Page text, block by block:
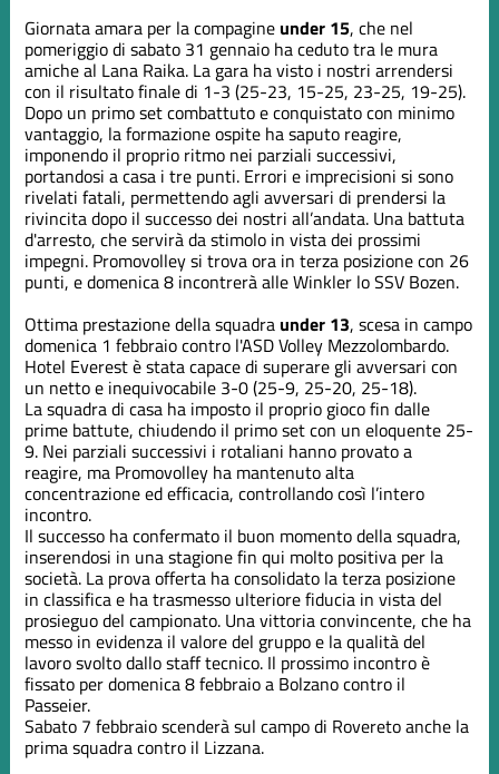
Giornata amara per la compagineunder 15, che nel
pomeriggio di sabato 31 gennaio ha ceduto tra le mura
amiche al Lana Raika. La gara ha visto i nostri arrendersi
con il risultato finale di 1-3 (25-23, 15-25, 23-25, 19-25).
Dopo un primo set combattuto e conquistato con minimo
vantaggio, la formazione ospite ha saputo reagire,
imponendo il proprio ritmo nei parziali successivi,
portandosi a casa i tre punti. Errori e imprecisioni si sono
rivelati fatali, permettendo agli avversari di prendersi la
rivincita dopo il successo dei nostri all’andata. Una battuta
d'arresto, che servirà da stimolo in vista dei prossimi
impegni. Promovolley si trova ora in terza posizione con 26
punti, e domenica 8 incontrerà alle Winkler lo SSV Bozen.
Ottima prestazione della squadraunder 13, scesa in campo
domenica 1 febbraio contro l'ASD Volley Mezzolombardo.
Hotel Everest è stata capace di superare gli avversari con
un netto e inequivocabile 3-0 (25-9, 25-20, 25-18).
La squadra di casa ha imposto il proprio gioco fin dalle
prime battute, chiudendo il primo set con un eloquente 25-
9. Nei parziali successivi i rotaliani hanno provato a
reagire, ma Promovolley ha mantenuto alta
concentrazione ed efficacia, controllando così l’intero
incontro.
Il successo ha confermato il buon momento della squadra,
inserendosi in una stagione fin qui molto positiva per la
società. La prova offerta ha consolidato la terza posizione
in classifica e ha trasmesso ulteriore fiducia in vista del
prosieguo del campionato. Una vittoria convincente, che ha
messo in evidenza il valore del gruppo e la qualità del
lavoro svolto dallo staff tecnico. Il prossimo incontro è
fissato per domenica 8 febbraio a Bolzano contro il
Passeier.
Sabato 7 febbraio scenderà sul campo di Rovereto anche la
prima squadra contro il Lizzana.